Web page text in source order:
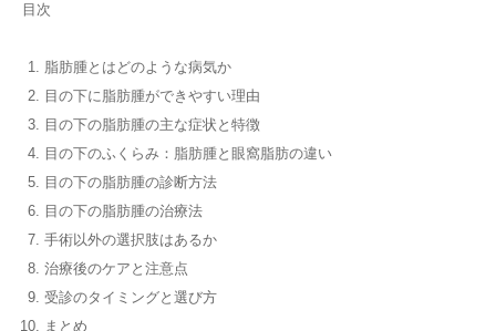
目次
脂肪腫とはどのような病気か
目の下に脂肪腫ができやすい理由
目の下の脂肪腫の主な症状と特徴
目の下のふくらみ：脂肪腫と眼窩脂肪の違い
目の下の脂肪腫の診断方法
目の下の脂肪腫の治療法
手術以外の選択肢はあるか
治療後のケアと注意点
受診のタイミングと選び方
まとめ